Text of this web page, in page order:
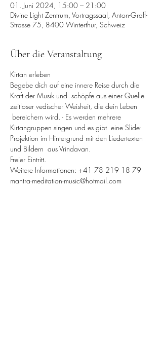
01. Juni 2024, 15:00 – 21:00
Divine Light Zentrum, Vortragssaal, Anton-Graff-
Strasse 75, 8400 Winterthur, Schweiz
Über die Veranstaltung
Kirtan erleben
Begebe dich auf eine innere Reise durch die
Kraft der Musik und  schöpfe aus einer Quelle
zeitloser vedischer Weisheit, die dein Leben
bereichern wird. - Es werden mehrere
Kirtangruppen singen und es gibt  eine Slide-
Projektion im Hintergrund mit den Liedertexten
und Bildern  aus Vrindavan.
Freier Eintritt.
Weitere Informationen: +41 78 219 18 79
mantra-meditation-music@hotmail.com